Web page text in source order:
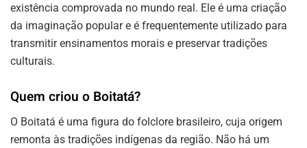
existência comprovada no mundo real. Ele é uma criação
da imaginação popular e é frequentemente utilizado para
transmitir ensinamentos morais e preservar tradições
culturais.
Quem criou o Boitatá?
O Boitatá é uma figura do folclore brasileiro, cuja origem
remonta às tradições indígenas da região. Não há um